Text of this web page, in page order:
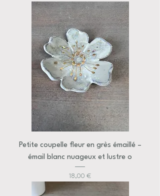
Petite coupelle fleur en grès émaillé –
émail blanc nuageux et lustre o
Prix
18,00 €